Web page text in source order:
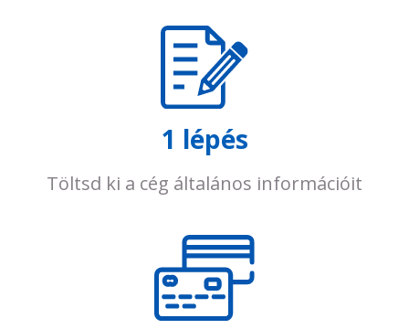
1 lépés
Töltsd ki a cég általános információit